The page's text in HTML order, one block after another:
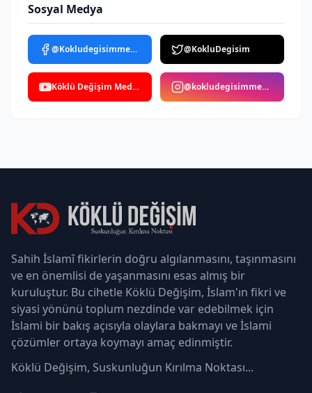
Sosyal Medya
@Kokludegisimmedya @KokluDegisim
Köklü Değişim Medya @kokludegisimmedya
Sahih İslamî fikirlerin doğru algılanmasını, taşınmasını
ve en önemlisi de yaşanmasını esas almış bir
kuruluştur. Bu cihetle Köklü Değişim, İslam'ın fikri ve
siyasi yönünü toplum nezdinde var edebilmek için
İslami bir bakış açısıyla olaylara bakmayı ve İslami
çözümler ortaya koymayı amaç edinmiştir.
Köklü Değişim, Suskunluğun Kırılma Noktası...